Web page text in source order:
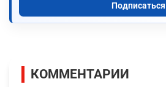
Подписаться
КОММЕНТАРИИ